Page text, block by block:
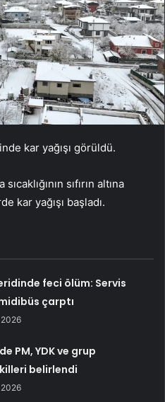
kar yağışı görüldü.
sıfırın altına
kar yağışı başladı.
feci ölüm: Servis
çarptı
PM, YDK ve grup
belirlendi